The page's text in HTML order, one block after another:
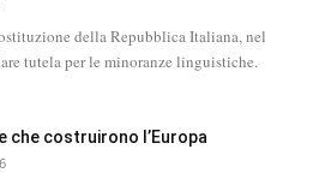
della Repubblica Italiana, nel
tutela per le minoranze linguistiche.
che costruirono l’Europa